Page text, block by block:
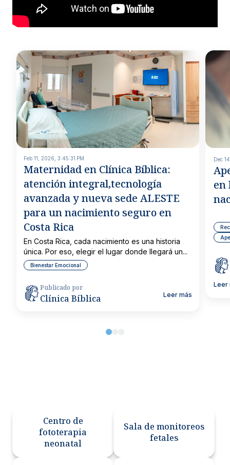
Feb 11, 2026, 3:45:31 PM
Maternidad en Clínica Bíblica:
atención integral,tecnología
avanzada y nueva sede ALESTE
para un nacimiento seguro en
Costa Rica
En Costa Rica, cada nacimiento es una historia
única. Por eso, elegir el lugar donde llegará un...
Bienestar Emocional
Publicado por
Clínica Bíblica Leer más
Dec
en
Leer
Centro de
fototerapia
neonatal
Sala de monitoreos
fetales